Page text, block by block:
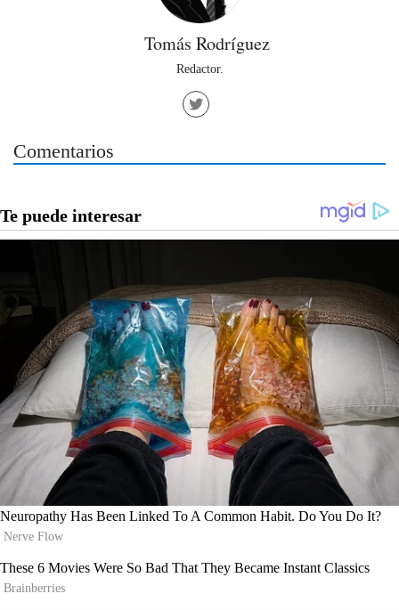
Tomás Rodríguez
Redactor.
Comentarios